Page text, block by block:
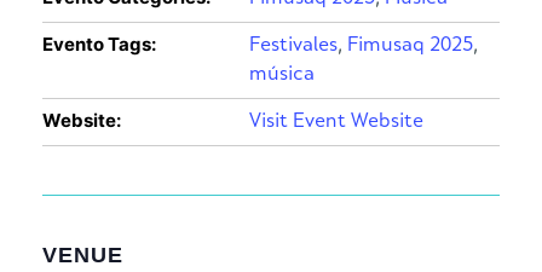
Evento Tags: Festivales, Fimusaq 2025,
música
Website: Visit Event Website
VENUE